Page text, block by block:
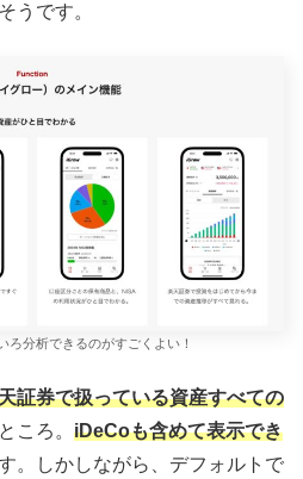
うです。
ろ分析できるのがすごくよい！
証券で扱っている資産すべての
ところ。 iDeCoも含めて表示でき
。しかしながら、デフォルトで